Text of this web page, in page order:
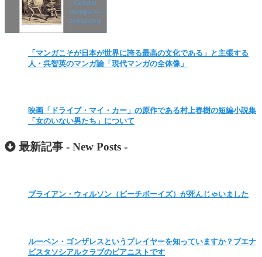
「マンガこそが日本が世界に誇る最高の文化である」と主張する
人・呉智英のマンガ論「現代マンガの全体像」
映画「ドライブ・マイ・カー」の原作である村上春樹の短編小説集
「女のいない男たち」について
最新記事 - New Posts -
ブライアン・ウィルソン（ビーチボーイズ）が死んじゃいました
ルーベン・ゴンザレスというプレイヤーを知っていますか？ブエナ
ビスタソシアルクラブのピアニストです